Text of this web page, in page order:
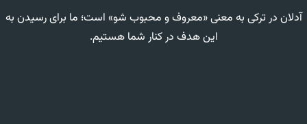
آدلان در ترکی به معنی «معروف و محبوب شو» است؛ ما برای رسیدن به
این هدف در کنار شما هستیم.